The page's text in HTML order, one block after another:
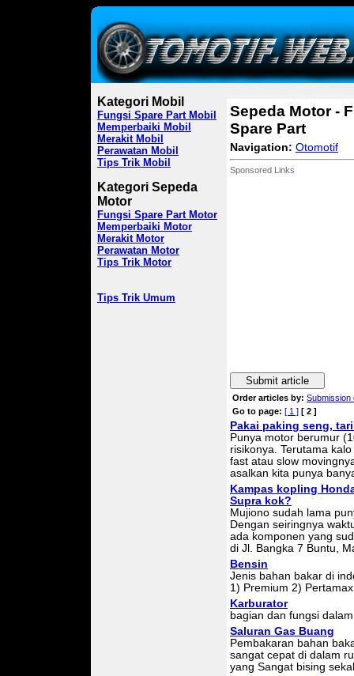
Kategori Mobil
Fungsi Spare Part Mobil
Memperbaiki Mobil
Merakit Mobil
Perawatan Mobil
Tips Trik Mobil
Kategori Sepeda
Motor
Fungsi Spare Part Motor
Memperbaiki Motor
Merakit Motor
Perawatan Motor
Tips Trik Motor
Tips Trik Umum
Sepeda Motor -
Spare Part
Navigation: Otomotif
Sponsored Links
Submit article
Order articles by: Submission
Go to page: [ 1 ] [ 2 ]
Pakai paking seng,
Punya motor berumur
risikonya. Terutama
fast atau slow
asalkan kita punya
Kampas kopling
Supra kok?
Mujiono sudah lama
Dengan seiringnya
ada komponen yang
di Jl. Bangka 7 Buntu,
Bensin
Jenis bahan bakar di
1) Premium 2)
Karburator
bagian dan fungsi
Saluran Gas Buang
Pembakaran bahan
sangat cepat di dalam
yang Sangat bising